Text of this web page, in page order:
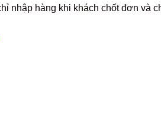
nhập hàng khi khách chốt đơn và